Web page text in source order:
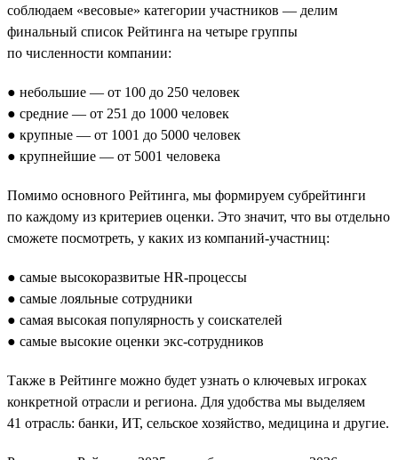
соблюдаем «весовые» категории участников — делим
финальный список Рейтинга на четыре группы
по численности компании:
● небольшие — от 100 до 250 человек
● средние — от 251 до 1000 человек
● крупные — от 1001 до 5000 человек
● крупнейшие — от 5001 человека
Помимо основного Рейтинга, мы формируем субрейтинги
по каждому из критериев оценки. Это значит, что вы отдельно
сможете посмотреть, у каких из компаний-участниц:
● самые высокоразвитые HR-процессы
● самые лояльные сотрудники
● самая высокая популярность у соискателей
● самые высокие оценки экс-сотрудников
Также в Рейтинге можно будет узнать о ключевых игроках
конкретной отрасли и региона. Для удобства мы выделяем
41 отрасль: банки, ИТ, сельское хозяйство, медицина и другие.